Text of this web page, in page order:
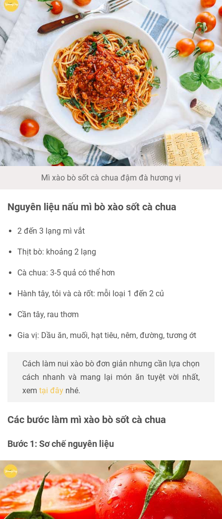
Mì xào bò sốt cà chua đậm đà hương vị
Nguyên liệu nấu mì bò xào sốt cà chua
2 đến 3 lạng mì vắt
Thịt bò: khoảng 2 lạng
Cà chua: 3-5 quả có thể hơn
Hành tây, tỏi và cà rốt: mỗi loại 1 đến 2 củ
Cần tây, rau thơm
Gia vị: Dầu ăn, muối, hạt tiêu, nêm, đường, tương ớt
Cách làm nui xào bò đơn giản nhưng cần lựa chọn
cách nhanh và mang lại món ăn tuyệt vời nhất,
xem tại đây nhé.
Các bước làm mì xào bò sốt cà chua
Bước 1: Sơ chế nguyên liệu